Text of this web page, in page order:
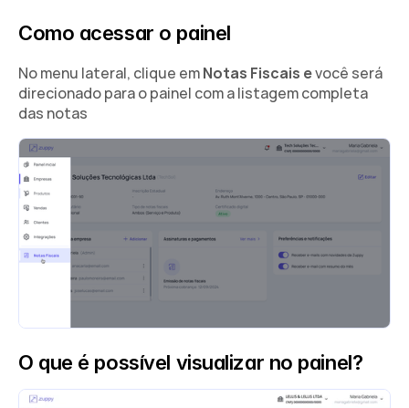
Como acessar o painel
No menu lateral, clique em Notas Fiscais e você será
direcionado para o painel com a listagem completa
das notas
O que é possível visualizar no painel?